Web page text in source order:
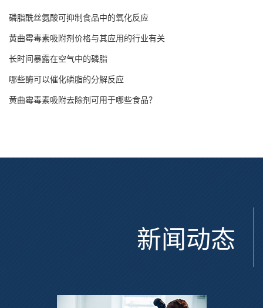
磷脂酰丝氨酸可抑制食品中的氧化反应
黄曲霉毒素吸附剂价格与其应用的行业有关
长时间暴露在空气中的磷脂
哪些酶可以催化磷脂的分解反应
黄曲霉毒素吸附去除剂可用于哪些食品？
新闻动态